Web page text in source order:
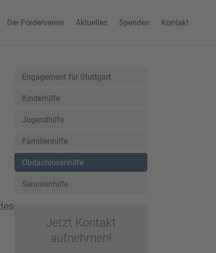
Der Förderverein Aktuelles Spenden Kontakt
Engagement für Stuttgart
Kinderhilfe
Jugendhilfe
Familienhilfe
Obdachlosenhilfe
Seniorenhilfe
Jetzt Kontakt
auf­nehmen!